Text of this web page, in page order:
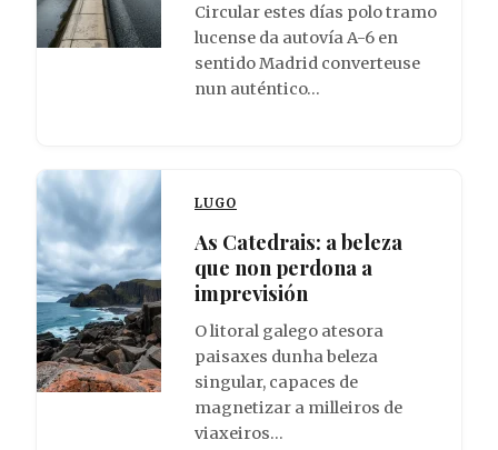
Circular estes días polo tramo
lucense da autovía A-6 en
sentido Madrid converteuse
nun auténtico…
LUGO
As Catedrais: a beleza
que non perdona a
imprevisión
O litoral galego atesora
paisaxes dunha beleza
singular, capaces de
magnetizar a milleiros de
viaxeiros…